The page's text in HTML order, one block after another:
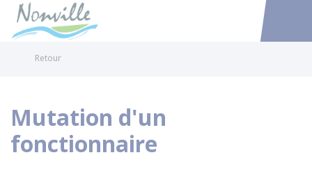
Accéder
Retour
Mutation d'un
fonctionnaire